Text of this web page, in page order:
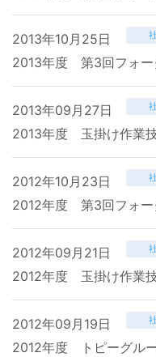
2013年10月25日
2013年度 第3回フォー
2013年09月27日
2013年度 玉掛け作業
2012年10月23日
2012年度 第3回フォー
2012年09月21日
2012年度 玉掛け作業
2012年09月19日
2012年度 トピーグル